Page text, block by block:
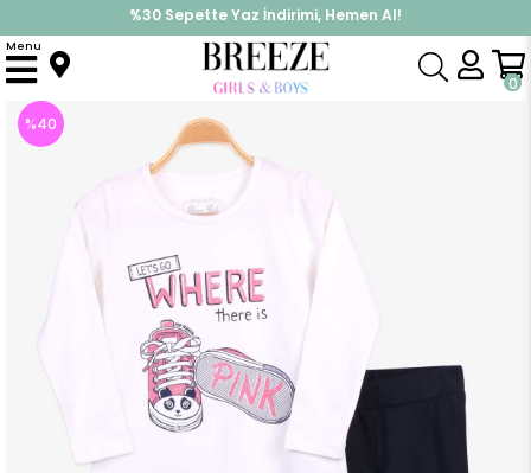
%30 Sepette Yaz İndirimi, Hemen Al!
İndirimlere ek %10 İndirimi Kap, Hemen Üye Ol!
0
Menu
Anasayfa Takımlar Tayt Takımı
%40